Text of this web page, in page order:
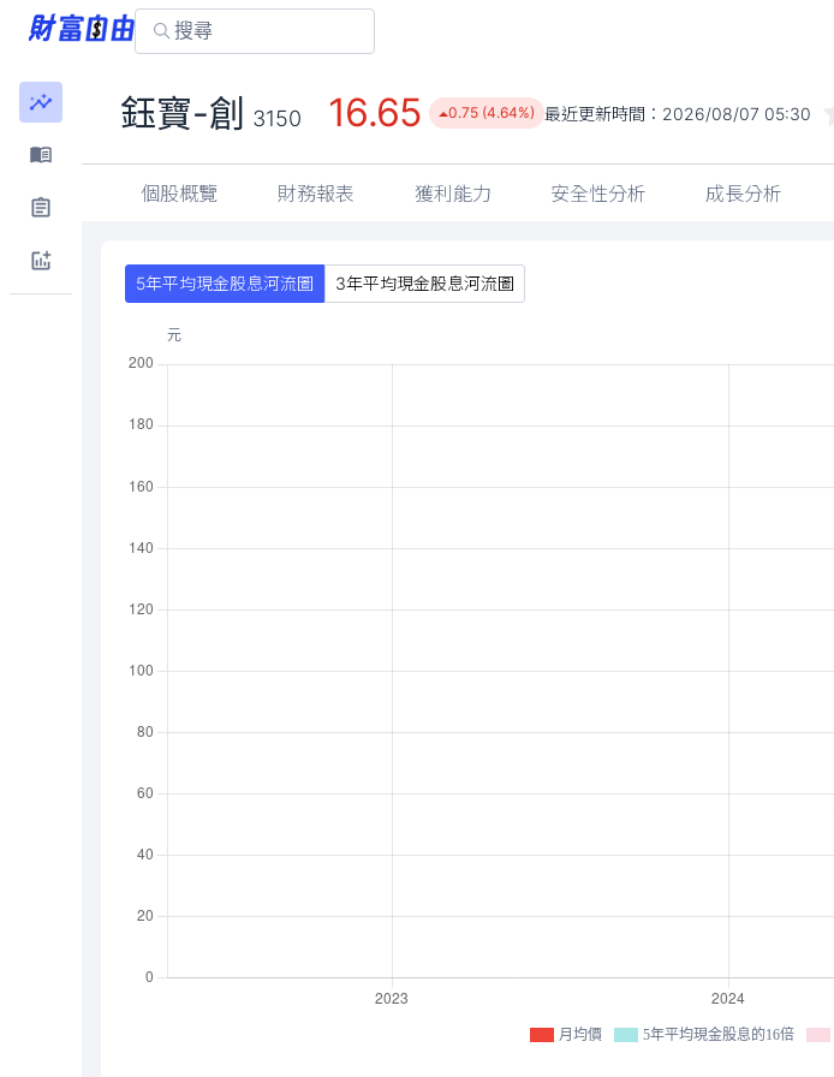
鈺寶-創 3150 16.65 0.75 (4.64%) 最近更新時間： 2026/08/07 05:30
個股概覽 財務報表 獲利能力 安全性分析 成長分析
5年平均現金股息河流圖 3年平均現金股息河流圖
月均價 5年平均現金股息的16倍